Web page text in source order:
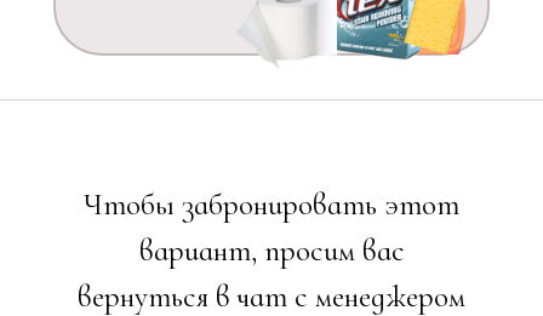
Чтобы забронировать этот
вариант, просим вас
вернуться в чат с менеджером